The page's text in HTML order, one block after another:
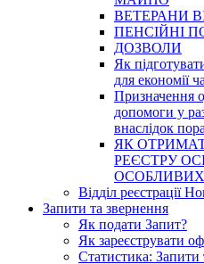
ВЕТЕРАНИ
ПЕНСІЙНІ
ДОЗВОЛИ
Як
для економії
Призначення
допомоги у
внаслідок
ЯК
РЕЄСТРУ
Відділ реєстрації
Запити та звернення
Як подати Запит?
Як зареєструвати
Статистика: Запити